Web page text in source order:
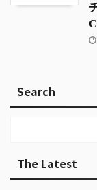
Search
The Latest